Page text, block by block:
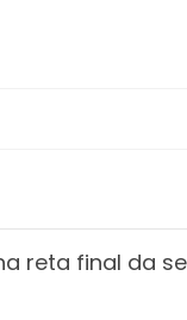
reta final da